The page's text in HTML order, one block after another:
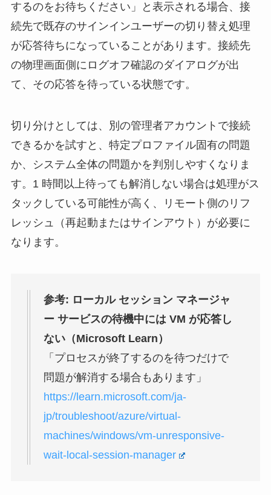
するのをお待ちください」と表示される場合、接
続先で既存のサインインユーザーの切り替え処理
が応答待ちになっていることがあります。接続先
の物理画面側にログオフ確認のダイアログが出
て、その応答を待っている状態です。
切り分けとしては、別の管理者アカウントで接続
できるかを試すと、特定プロファイル固有の問題
か、システム全体の問題かを判別しやすくなりま
す。1 時間以上待っても解消しない場合は処理がス
タックしている可能性が高く、リモート側のリフ
レッシュ（再起動またはサインアウト）が必要に
なります。
参考: ローカル セッション マネージャ
ー サービスの待機中には VM が応答し
ない（Microsoft Learn）
「プロセスが終了するのを待つだけで
問題が解消する場合もあります」
https://learn.microsoft.com/ja-
jp/troubleshoot/azure/virtual-
machines/windows/vm-unresponsive-
wait-local-session-manager